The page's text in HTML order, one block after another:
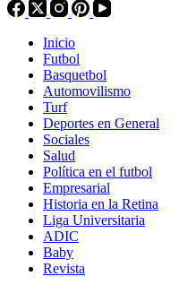
Inicio
Futbol
Basquetbol
Automovilismo
Turf
Deportes en General
Sociales
Salud
Política en el futbol
Empresarial
Historia en la Retina
Liga Universitaria
ADIC
Baby
Revista